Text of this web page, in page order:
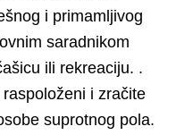
i primamljivog
saradnikom
ili rekreaciju. .
i zračite
suprotnog pola.